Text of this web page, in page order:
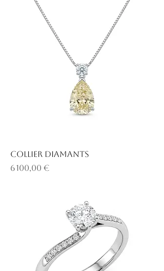
Collier diamants
Prix
6 100,00 €